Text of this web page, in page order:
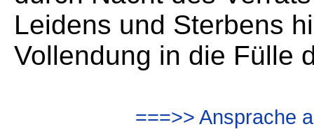
Leidens und Sterbens
Vollendung in die Fülle
===>> Ansprache